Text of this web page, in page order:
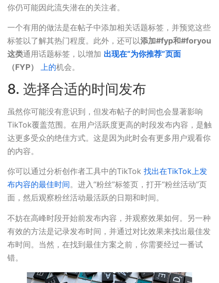
你仍可能因此流失潜在的关注者。
一个有用的做法是在帖子中添加相关话题标签，并预览这些
标签以了解其热门程度。此外，还可以添加#fyp和#foryou
这类通用话题标签，以增加 出现在“为你推荐”页面
（FYP）
上的机会。
8. 选择合适的时间发布
虽然你可能没有意识到，但发布帖子的时间也会显著影响
TikTok覆盖范围。在用户活跃度更高的时段发布内容，是触
达更多受众的绝佳方式。这是因为此时会有更多用户观看你
的内容。
你可以通过分析创作者工具中的TikTok 找出在TikTok上发
布内容的最佳时间。进入“粉丝”标签页，打开“粉丝活动”页
面，然后观察粉丝活动最活跃的日期和时间。
不妨在高峰时段开始前发布内容，并观察效果如何。另一种
有效的方法是记录发布时间，并通过对比效果来找出最佳发
布时间。当然，在找到最佳方案之前，你需要经过一番试
错。